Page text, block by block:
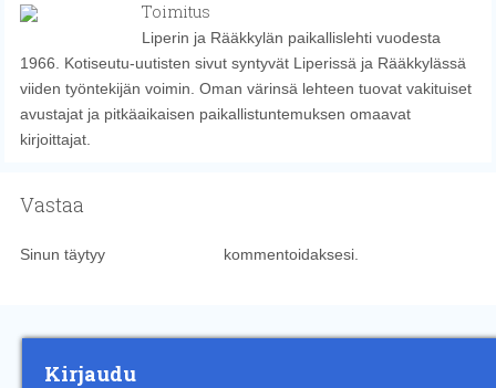
Toimitus
Liperin ja Rääkkylän paikallislehti vuodesta
1966. Kotiseutu-uutisten sivut syntyvät Liperissä ja Rääkkylässä
viiden työntekijän voimin. Oman värinsä lehteen tuovat vakituiset
avustajat ja pitkäaikaisen paikallistuntemuksen omaavat
kirjoittajat.
Vastaa
Sinun täytyy kommentoidaksesi.
Kirjaudu